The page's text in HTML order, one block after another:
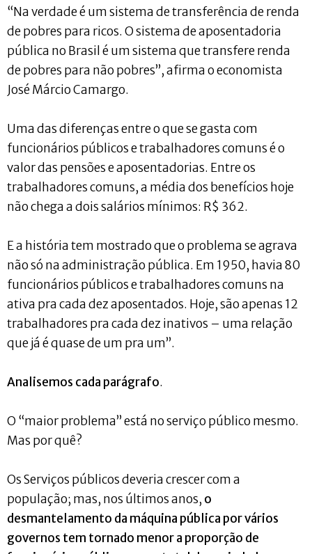
“Na verdade é um sistema de transferência de renda
de pobres para ricos. O sistema de aposentadoria
pública no Brasil é um sistema que transfere renda
de pobres para não pobres”, afirma o economista
José Márcio Camargo.
Uma das diferenças entre o que se gasta com
funcionários públicos e trabalhadores comuns é o
valor das pensões e aposentadorias. Entre os
trabalhadores comuns, a média dos benefícios hoje
não chega a dois salários mínimos: R$ 362.
E a história tem mostrado que o problema se agrava
não só na administração pública. Em 1950, havia 80
funcionários públicos e trabalhadores comuns na
ativa pra cada dez aposentados. Hoje, são apenas 12
trabalhadores pra cada dez inativos – uma relação
que já é quase de um pra um”.
Analisemos cada parágrafo.
O “maior problema” está no serviço público mesmo.
Mas por quê?
Os Serviços públicos deveria crescer com a
população; mas, nos últimos anos, o
desmantelamento da máquina pública por vários
governos tem tornado menor a proporção de